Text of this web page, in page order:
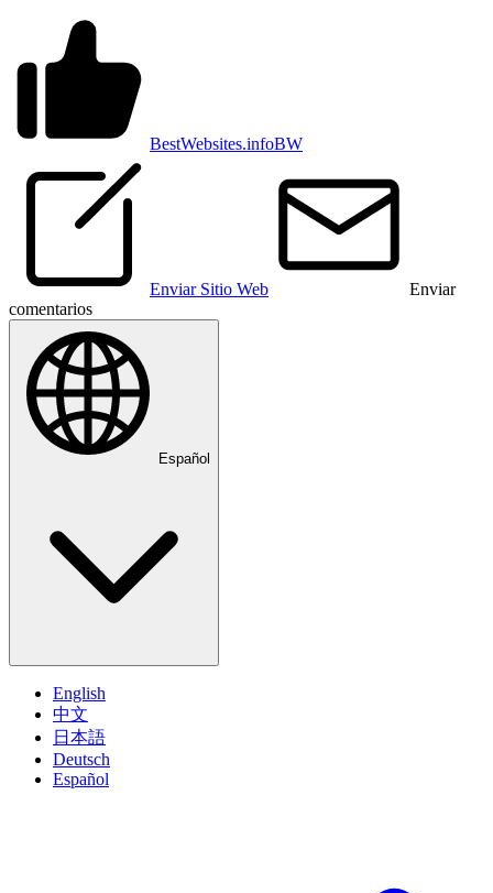
BestWebsites.infoBW
Enviar Sitio Web
Enviar
comentarios
Español
English
中文
日本語
Deutsch
Español